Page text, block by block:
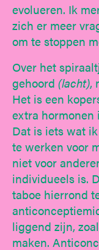
evolueren. Ik
zich er meer
om te stoppen
Over het
gehoord (lacht),
Het is een
extra
Dat is iets wat
te werken voor
niet voor
individueels is.
taboe hierrond
liggend zijn,
maken.